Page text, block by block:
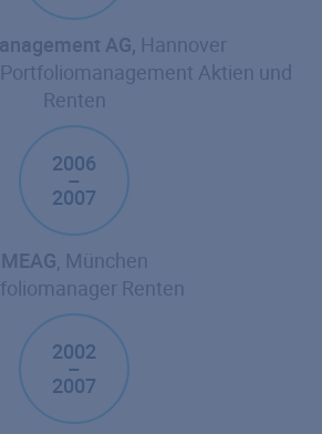
AG, Hannover
Aktien und
Renten
2006
–
2007
MEAG, München
Renten
2002
–
2007